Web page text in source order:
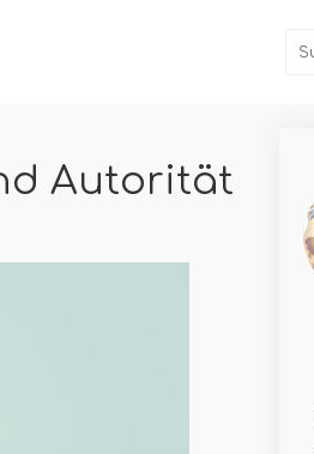
Autorität